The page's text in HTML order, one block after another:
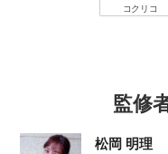
コクリコ
監修
松岡 明理